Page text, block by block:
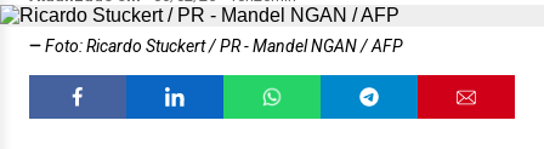
Foto: Ricardo Stuckert / PR - Mandel NGAN / AFP